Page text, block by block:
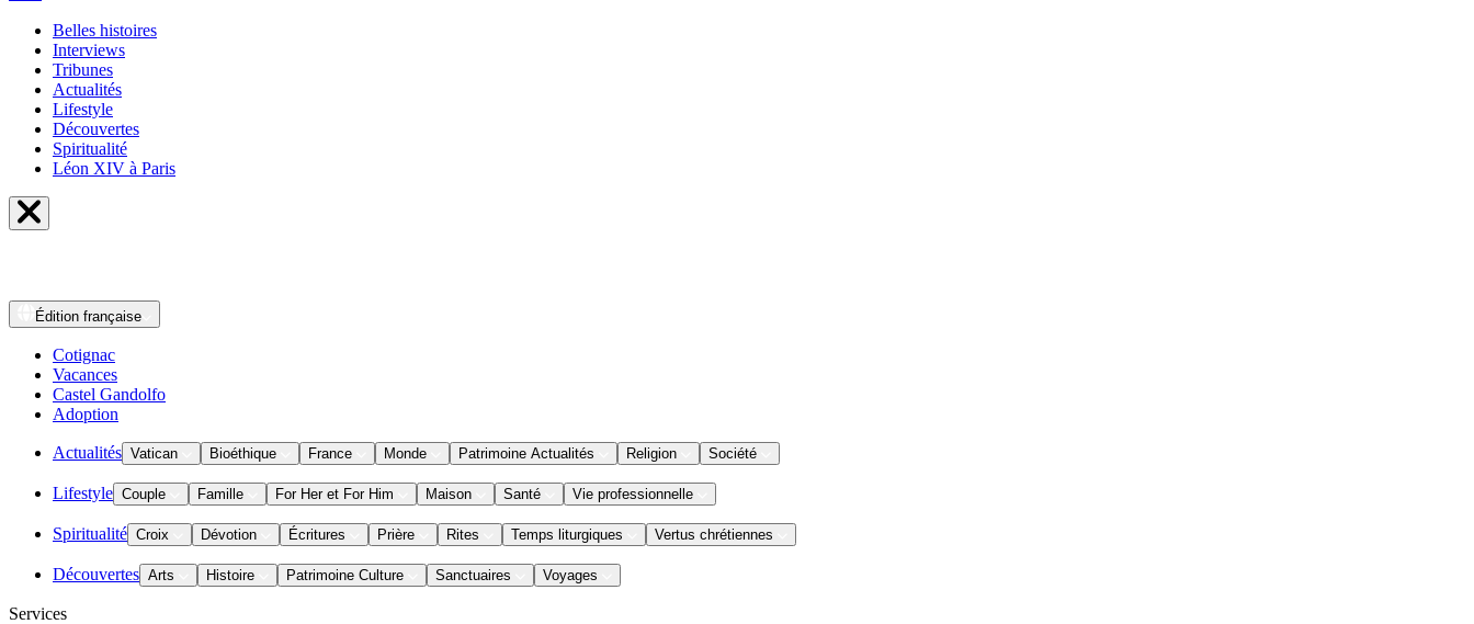
Belles histoires
Interviews
Tribunes
Actualités
Lifestyle
Découvertes
Spiritualité
Léon XIV à Paris
Édition française
Cotignac
Vacances
Castel Gandolfo
Adoption
Actualités Vatican Bioéthique France Monde Patrimoine Actualités Religion Société
Lifestyle Couple Famille For Her et For Him Maison Santé Vie professionnelle
Spiritualité Croix Dévotion Écritures Prière Rites Temps liturgiques Vertus chrétiennes
Découvertes Arts Histoire Patrimoine Culture Sanctuaires Voyages
Services